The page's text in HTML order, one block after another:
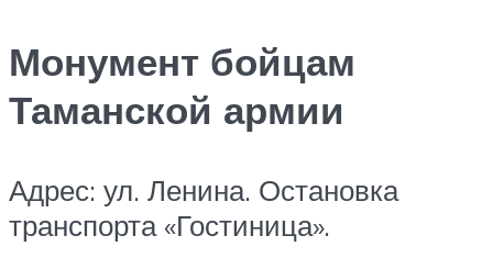
Монумент бойцам
Таманской армии
Адрес: ул. Ленина. Остановка
транспорта «Гостиница».